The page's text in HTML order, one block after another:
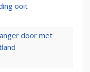
ooit
door met